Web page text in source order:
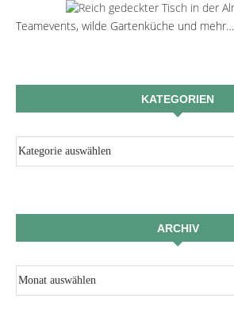
Teamevents, wilde Gartenküche und mehr…
KATEGORIEN
ARCHIV